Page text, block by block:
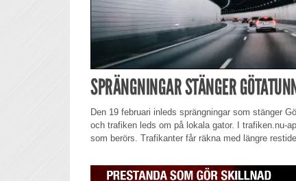
SPRÄNGNINGAR STÄNGER
Den 19 februari inleds sprängningar som stänger
och trafiken leds om på lokala gator. I trafiken.nu-
som berörs. Trafikanter får räkna med längre